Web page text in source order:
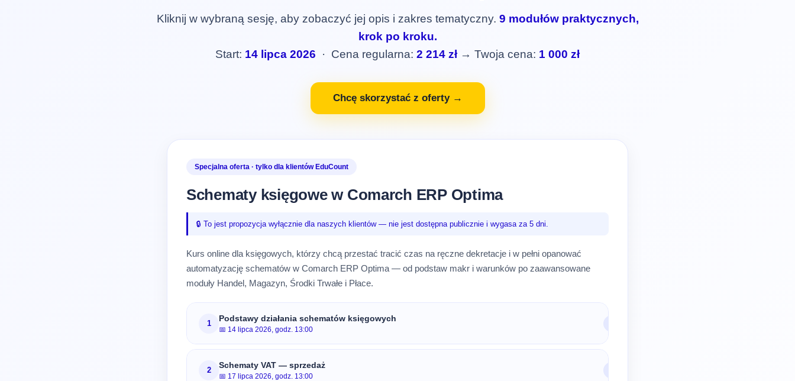
Kliknij w wybraną sesję, aby zobaczyć jej opis i zakres tematyczny. 9 modułów praktycznych,
krok po kroku.
Start: 14 lipca 2026 · Cena regularna: 2 214 zł→ Twoja cena: 1 000 zł
Chcę skorzystać z oferty →
Specjalna oferta · tylko dla klientów EduCount
Schematy księgowe w Comarch ERP Optima
🔒 To jest propozycja wyłącznie dla naszych klientów — nie jest dostępna publicznie i wygasa za 5 dni.
Kurs online dla księgowych, którzy chcą przestać tracić czas na ręczne dekretacje i w pełni opanować
automatyzację schematów w Comarch ERP Optima — od podstaw makr i warunków po zaawansowane
moduły Handel, Magazyn, Środki Trwałe i Płace.
1
Podstawy działania schematów księgowych
📅 14 lipca 2026, godz. 13:00
2
Schematy VAT — sprzedaż
📅 17 lipca 2026, godz. 13:00